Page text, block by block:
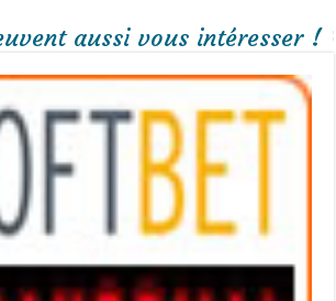
aussi vous intéresser !